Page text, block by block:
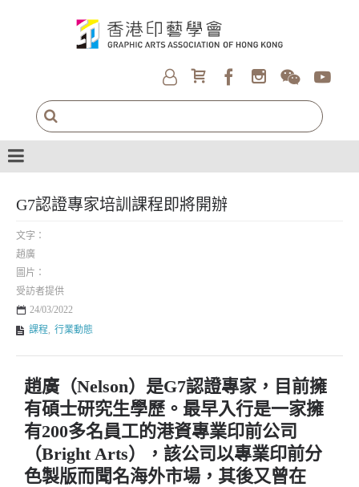
G7認證專家培訓課程即將開辦
文字：
趙廣
圖片：
受訪者提供
24/03/2022
課程, 行業動態
趙廣（Nelson）是G7認證專家，目前擁
有碩士研究生學歷。最早入行是一家擁
有200多名員工的港資專業印前公司
（Bright Arts），該公司以專業印前分
色製版而聞名海外市場，其後又曾在